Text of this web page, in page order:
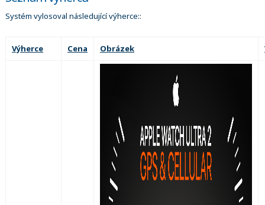
Systém vylosoval následující výherce::
Výherce Cena Obrázek